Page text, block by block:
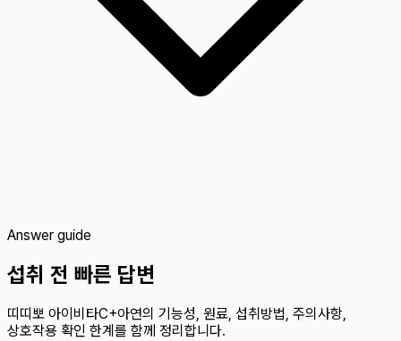
Answer guide
섭취 전 빠른 답변
띠띠뽀 아이비타C+아연의 기능성, 원료, 섭취방법, 주의사항,
상호작용 확인 한계를 함께 정리합니다.